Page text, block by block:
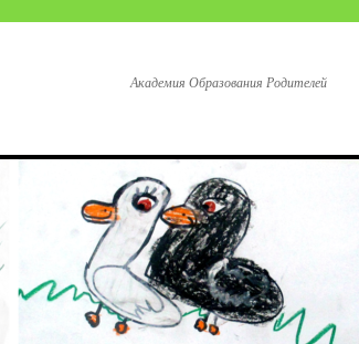
Академия Образования Родителей